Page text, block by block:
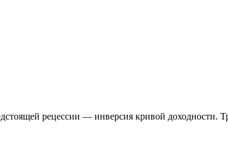
рецессии — инверсия кривой доходности.